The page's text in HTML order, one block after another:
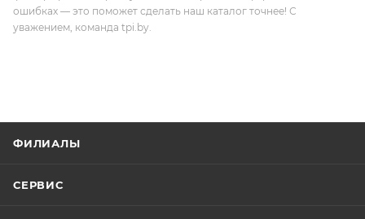
ошибках — это поможет сделать наш каталог точнее! С
уважением, команда tpi.by.
ФИЛИАЛЫ
СЕРВИС